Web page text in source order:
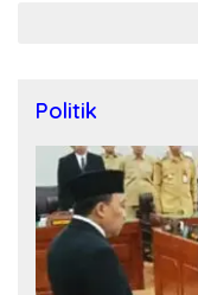
Politik